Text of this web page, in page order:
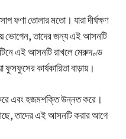
ফণা তোলার মতো। যারা দীর্ঘক্ষণ
ভোগেন, তাদের জন্য এই আসনটি
এই আসনটি রাখলে মেরুদণ্ড
কার্যকারিতা বাড়ায়।
এবং হজমশক্তি উন্নত করে।
আছে, তাদের এই আসনটি করার আগে